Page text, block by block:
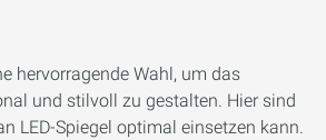
hervorragende Wahl, um das
und stilvoll zu gestalten. Hier sind
LED-Spiegel optimal einsetzen kann.